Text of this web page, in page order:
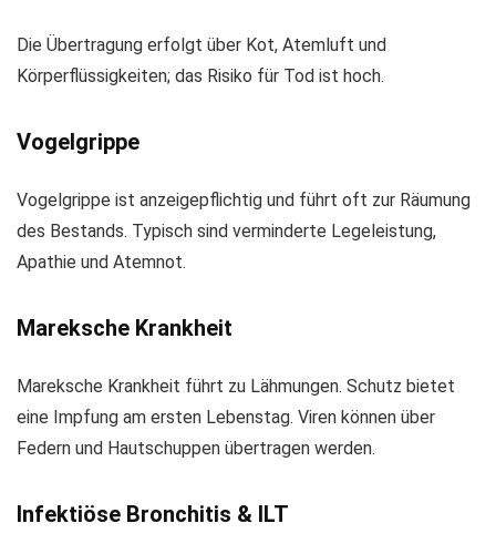
Die Übertragung erfolgt über Kot, Atemluft und
Körperflüssigkeiten; das Risiko für Tod ist hoch.
Vogelgrippe
Vogelgrippe ist anzeigepflichtig und führt oft zur Räumung
des Bestands. Typisch sind verminderte Legeleistung,
Apathie und Atemnot.
Mareksche Krankheit
Mareksche Krankheit führt zu Lähmungen. Schutz bietet
eine Impfung am ersten Lebenstag. Viren können über
Federn und Hautschuppen übertragen werden.
Infektiöse Bronchitis & ILT